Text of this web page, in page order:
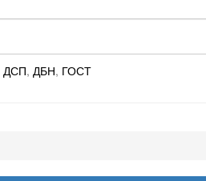
ДСП, ДБН, ГОСТ